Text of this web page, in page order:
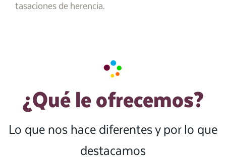
tasaciones de herencia.
¿Qué le ofrecemos?
Lo que nos hace diferentes y por lo que
destacamos